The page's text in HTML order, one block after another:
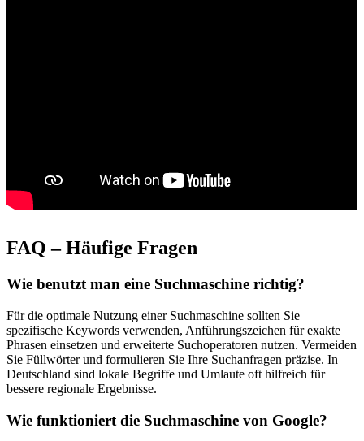
FAQ – Häufige Fragen
Wie benutzt man eine Suchmaschine richtig?
Für die optimale Nutzung einer Suchmaschine sollten Sie
spezifische Keywords verwenden, Anführungszeichen für exakte
Phrasen einsetzen und erweiterte Suchoperatoren nutzen. Vermeiden
Sie Füllwörter und formulieren Sie Ihre Suchanfragen präzise. In
Deutschland sind lokale Begriffe und Umlaute oft hilfreich für
bessere regionale Ergebnisse.
Wie funktioniert die Suchmaschine von Google?